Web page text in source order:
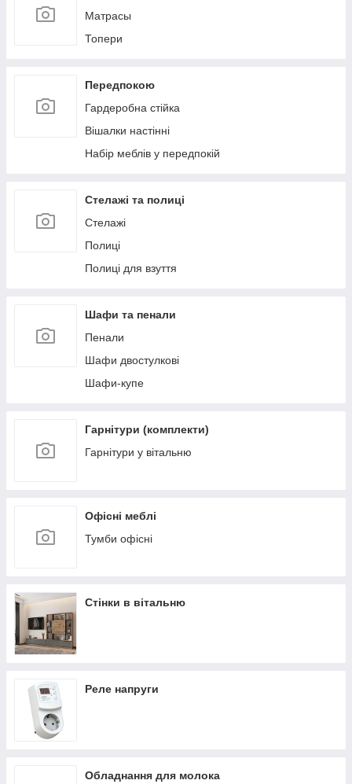
Матрасы
Топери
Передпокою
Гардеробна стійка
Вішалки настінні
Набір меблів у передпокій
Стелажі та полиці
Стелажі
Полиці
Полиці для взуття
Шафи та пенали
Пенали
Шафи двостулкові
Шафи-купе
Гарнітури (комплекти)
Гарнітури у вітальню
Офісні меблі
Тумби офісні
Стінки в вітальню
Реле напруги
Обладнання для молока